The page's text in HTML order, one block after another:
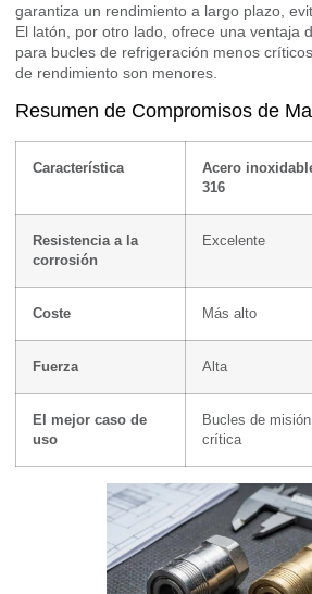
garantiza un rendimiento a largo plazo,
El latón, por otro lado, ofrece una ventaja
para bucles de refrigeración menos
de rendimiento son menores.
Resumen de Compromisos de
Característica
Acero
316
Resistencia a la
corrosión
Excelente
Coste Más alto
Fuerza Alta
El mejor caso de
uso
Bucles de misión
crítica